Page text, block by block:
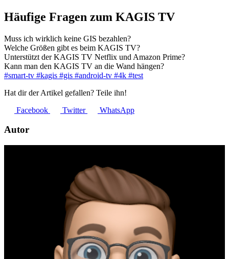
Häufige Fragen zum KAGIS TV
Muss ich wirklich keine GIS bezahlen?
Welche Größen gibt es beim KAGIS TV?
Unterstützt der KAGIS TV Netflix und Amazon Prime?
Kann man den KAGIS TV an die Wand hängen?
#smart-tv #kagis #gis #android-tv #4k #test
Hat dir der Artikel gefallen? Teile ihn!
Facebook
Twitter WhatsApp
Autor